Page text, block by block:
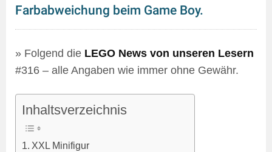
Farbabweichung beim Game Boy.
» Folgend die LEGO News von unseren Lesern
#316 – alle Angaben wie immer ohne Gewähr.
Inhaltsverzeichnis
XXL Minifigur